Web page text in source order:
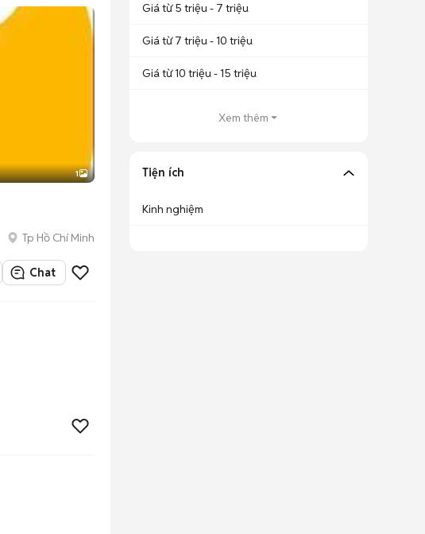
1
Tp Hồ Chí Minh
Chat
Giá từ 5 triệu - 7 triệu
Giá từ 7 triệu - 10 triệu
Giá từ 10 triệu - 15 triệu
Xem thêm
Tiện ích
Kinh nghiệm